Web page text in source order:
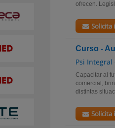
ofrecen.
Solicita
Curso -
Psi Integral
Capacitar al
comercial,
distintas
Solicita